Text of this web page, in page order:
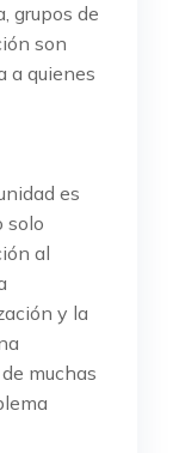
grupos de
son
a quienes
es
solo
al
y la
muchas